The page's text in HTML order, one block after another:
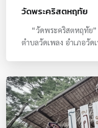
วัดพระคริสตหฤทัย
“วัดพระคริสตหฤทัย”
ตำบลวัดเพลง อำเภอวัดเ